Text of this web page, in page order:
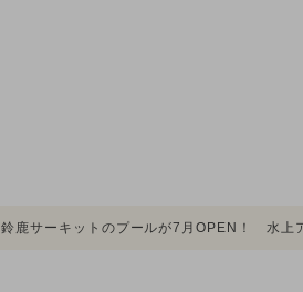
鈴鹿サーキットのプールが7月OPEN！ 水上